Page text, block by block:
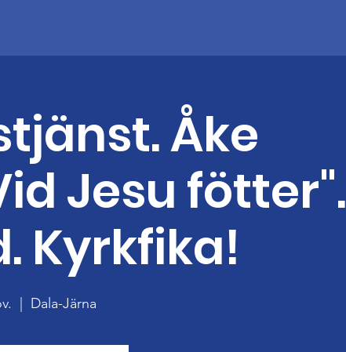
Åke
Jesu fötter".
Kyrkfika!
Dala-Järna